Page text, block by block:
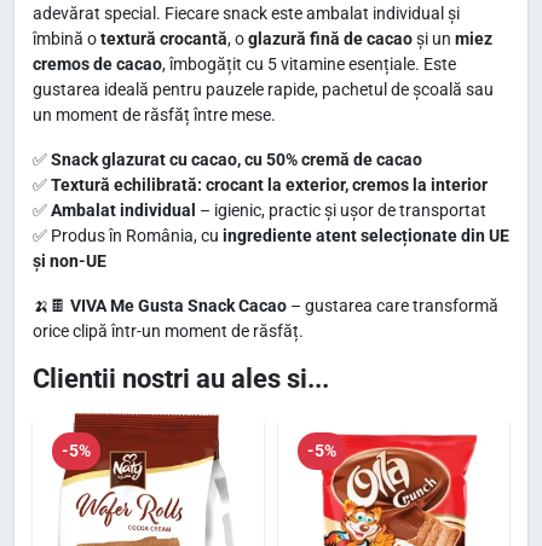
a
l
a
f
o
s
t
4
,
1
5
l
e
t
e
s
t
e
:
3
7
4
i
.
t
e
V
a
M
e
G
u
s
a
n
adevărat special. Fiecare snack este ambalat individual și
îmbină otextură crocantă, oglazură fină de cacaoși un miez
cremos de cacao, îmbogățit cu 5 vitamine esențiale. Este
gustarea ideală pentru pauzele rapide, pachetul de școală sau
un moment de răsfăț între mese.
✅Snack glazurat cu cacao, cu 50% cremă de cacao
✅Textură echilibrată: crocant la exterior, cremos la interior
✅Ambalat individual – igienic, practic și ușor de transportat
✅ Produs în România, cu ingrediente atent selecționate din UE
și non-UE
🍌🍫 VIVA Me Gusta Snack Cacao – gustarea care transformă
orice clipă într-un moment de răsfăț.
Clientii nostri au ales si...
-5% -5%